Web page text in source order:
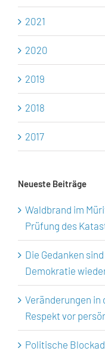
2021
2020
2019
2018
2017
Neueste Beiträge
Waldbrand im
Prüfung des
Die Gedanken
Demokratie
Veränderungen in
Respekt vor
Politische